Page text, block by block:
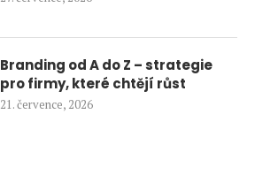
Branding od A do Z – strategie
pro firmy, které chtějí růst
21. července, 2026